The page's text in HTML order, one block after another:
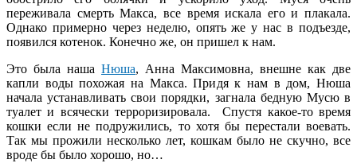
переживала смерть Макса, все время искала его и плакала.
Однако примерно через неделю, опять же у нас в подъезде,
появился котенок. Конечно же, он пришел к нам.
Это была наша Нюша, Анна Максимовна, внешне как две
капли воды похожая на Макса. Придя к нам в дом, Нюша
начала устанавливать свои порядки, загнала бедную Мусю в
туалет и всячески терроризировала. Спустя какое-то время
кошки если не подружились, то хотя бы перестали воевать.
Так мы прожили несколько лет, кошкам было не скучно, все
вроде бы было хорошо, но…